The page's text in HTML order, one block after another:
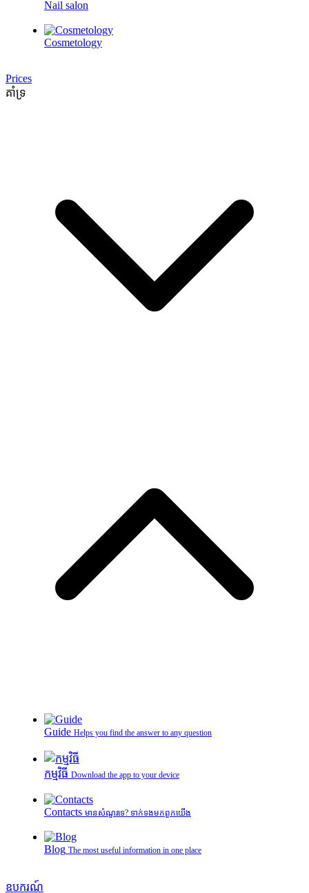
Nail salon
Cosmetology
Prices
គាំទ្រ
Guide Helps you find the answer to any question
កម្មវិធី Download the app to your device
Contacts មានសំណួរទេ? ទាក់ទងមកពួកយើង
Blog The most useful information in one place
ឧបករណ៍